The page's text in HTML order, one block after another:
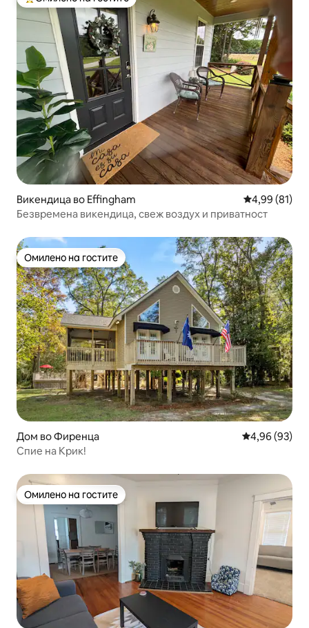
Меѓу најуспешните „Омилени на гостите“
Викендица во Effingham Просечна
4,99 (81)
Безвремена викендица, свеж воздух и приватност
Омилено на гостите
Омилено на гостите
Дом во Фиренца Просечна
4,96 (93)
Спие на Крик!
Омилено на гостите
Омилено на гостите